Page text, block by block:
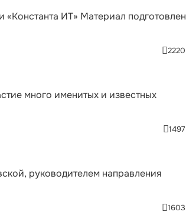
ИТ» Материал подготовлен
2220
много именитых и известных
1497
руководителем направления
1603